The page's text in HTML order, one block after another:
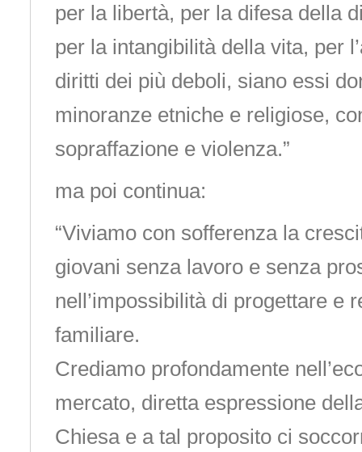
per la libertà, per la difesa della
per la intangibilità della vita, per
diritti dei più deboli, siano essi
minoranze etniche e religiose,
sopraffazione e violenza.”
ma poi continua:
“Viviamo con sofferenza la
giovani senza lavoro e senza
nell’impossibilità di progettare e
familiare.
Crediamo profondamente
mercato, diretta espressione
Chiesa e a tal proposito ci